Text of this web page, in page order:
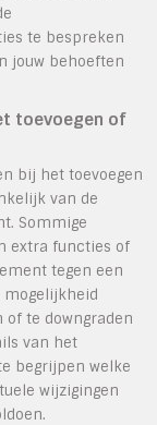
te bespreken
jouw behoeften
toevoegen of
bij het toevoegen
van de
Sommige
extra functies of
tegen een
te downgraden
van het
begrijpen welke
wijzigingen